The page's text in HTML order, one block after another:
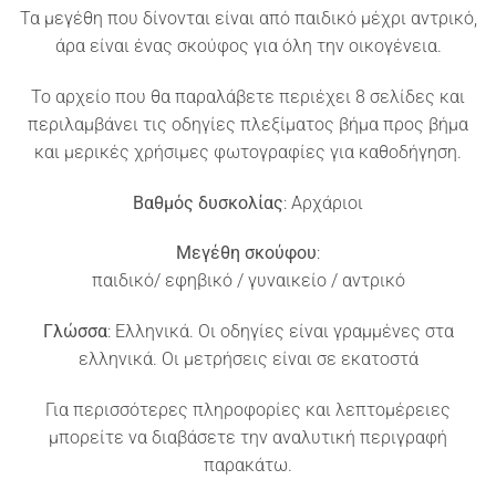
Τα μεγέθη που δίνονται είναι από παιδικό μέχρι αντρικό,
άρα είναι ένας σκούφος για όλη την οικογένεια.
To αρχείο που θα παραλάβετε περιέχει 8 σελίδες και
περιλαμβάνει τις οδηγίες πλεξίματος βήμα προς βήμα
και μερικές χρήσιμες φωτογραφίες για καθοδήγηση.
Βαθμός δυσκολίας: Αρχάριοι
Μεγέθη σκούφου:
παιδικό/ εφηβικό / γυναικείο / αντρικό
Γλώσσα: Ελληνικά. Οι οδηγίες είναι γραμμένες στα
ελληνικά. Οι μετρήσεις είναι σε εκατοστά
Για περισσότερες πληροφορίες και λεπτομέρειες
μπορείτε να διαβάσετε την αναλυτική περιγραφή
παρακάτω.